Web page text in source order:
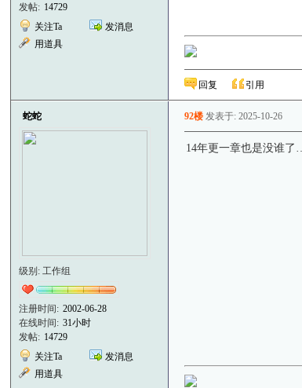
发帖: 14729
关注Ta
发消息
用道具
回复 引用
蛇蛇
级别: 工作组
注册时间: 2002-06-28
在线时间: 31小时
发帖: 14729
关注Ta
发消息
用道具
92楼 发表于: 2025-10-26
14年更一章也是没谁